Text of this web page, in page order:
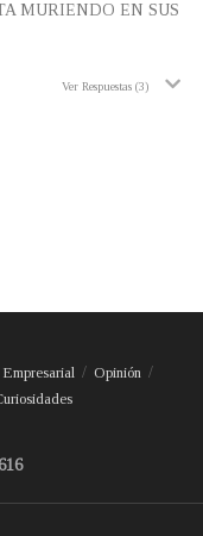
MURIENDO EN SUS
Ver Respuestas (3)
Empresarial
Opinión